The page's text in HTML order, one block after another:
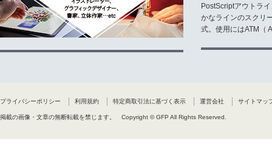
PostScriptアウトラ
かなラインのスクリ
式。使用にはATM（
プライバシーポリシー 利用規約 特定商取引法に基づく表示 運営会社 サイトマッ
掲載の画像・文章の無断転載を禁じます。 Copyright © GFP All Rights Reserved.